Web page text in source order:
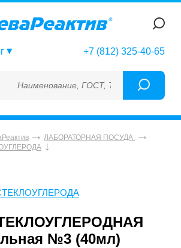
+7 (812) 325-40-65
Наименование, ГОСТ, ТУ, ГСО, МСО,
ЛАБОРАТОРНАЯ ПОСУДА:
№3 (40мл)